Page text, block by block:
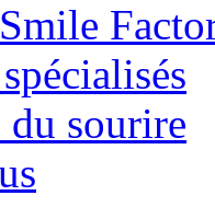
sourire